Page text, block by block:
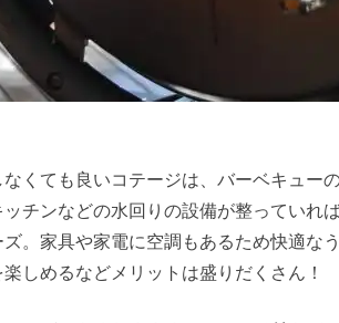
くても良いコテージは、バーベキュー
チンなどの水回りの設備が整っていれ
。家具や家電に空調もあるため快適な
しめるなどメリットは盛りだくさん！